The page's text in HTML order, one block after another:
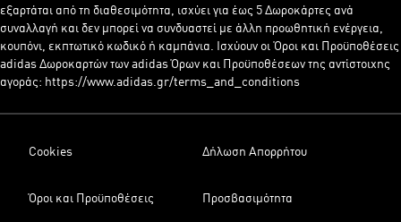
εξαρτάται από τη διαθεσιμότητα, ισχύει για έως 5 Δωροκάρτες ανά
συναλλαγή και δεν μπορεί να συνδυαστεί με άλλη προωθητική ενέργεια,
κουπόνι, εκπτωτικό κωδικό ή καμπάνια. Ισχύουν οι Όροι και Προϋποθέσεις
adidas Δωροκαρτών των adidas Όρων και Προϋποθέσεων της αντίστοιχης
αγοράς: https://www.adidas.gr/terms_and_conditions
Cookies Δήλωση Απορρήτου
Όροι και Προϋποθέσεις Προσβασιμότητα